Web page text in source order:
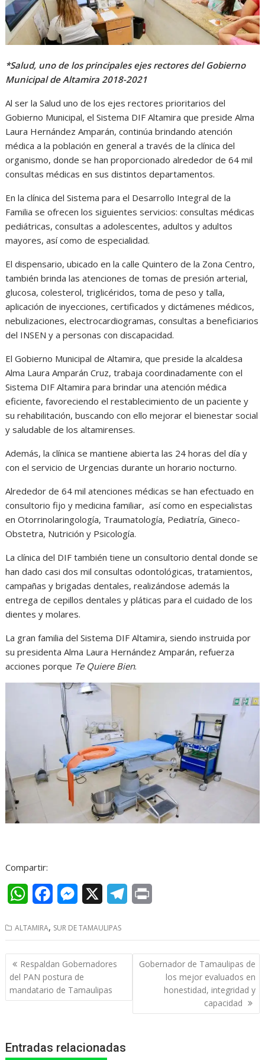
p
o
k
g
e
r
a
m
*Salud, uno de los principales ejes rectores del Gobierno
Municipal de Altamira 2018-2021
Al ser la Salud uno de los ejes rectores prioritarios del
Gobierno Municipal, el Sistema DIF Altamira que preside Alma
Laura Hernández Amparán, continúa brindando atención
médica a la población en general a través de la clínica del
organismo, donde se han proporcionado alrededor de 64 mil
consultas médicas en sus distintos departamentos.
En la clínica del Sistema para el Desarrollo Integral de la
Familia se ofrecen los siguientes servicios: consultas médicas
pediátricas, consultas a adolescentes, adultos y adultos
mayores, así como de especialidad.
El dispensario, ubicado en la calle Quintero de la Zona Centro,
también brinda las atenciones de tomas de presión arterial,
glucosa, colesterol, triglicéridos, toma de peso y talla,
aplicación de inyecciones, certificados y dictámenes médicos,
nebulizaciones, electrocardiogramas, consultas a beneficiarios
del INSEN y a personas con discapacidad.
El Gobierno Municipal de Altamira, que preside la alcaldesa
Alma Laura Amparán Cruz, trabaja coordinadamente con el
Sistema DIF Altamira para brindar una atención médica
eficiente, favoreciendo el restablecimiento de un paciente y
su rehabilitación, buscando con ello mejorar el bienestar social
y saludable de los altamirenses.
Además, la clínica se mantiene abierta las 24 horas del día y
con el servicio de Urgencias durante un horario nocturno.
Alrededor de 64 mil atenciones médicas se han efectuado en
consultorio fijo y medicina familiar, así como en especialistas
en Otorrinolaringología, Traumatología, Pediatría, Gineco-
Obstetra, Nutrición y Psicología.
La clínica del DIF también tiene un consultorio dental donde se
han dado casi dos mil consultas odontológicas, tratamientos,
campañas y brigadas dentales, realizándose además la
entrega de cepillos dentales y pláticas para el cuidado de los
dientes y molares.
La gran familia del Sistema DIF Altamira, siendo instruida por
su presidenta Alma Laura Hernández Amparán, refuerza
acciones porque Te Quiere Bien.
Compartir:
W
a
t
s
A
c
e
b
o
M
s
s
e
n
r
e
a
n
ALTAMIRA, SUR DE TAMAULIPAS
Navegación
de
entradas
Respaldan Gobernadores
del PAN postura de
mandatario de Tamaulipas
Gobernador de Tamaulipas de
los mejor evaluados en
honestidad, integridad y
capacidad
Entradas relacionadas